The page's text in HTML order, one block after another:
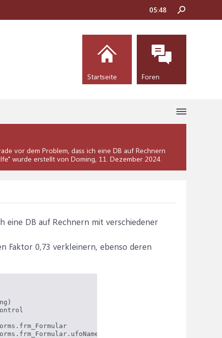
vor dem Problem, dass ich eine DB auf Rechnern
" wurde erstellt von Doming, 11. Dezember 2024.
eine DB auf Rechnern mit verschiedener
Faktor 0,73 verkleinern, ebenso deren
= Forms.frm_Formular.ufoNameImHaFo
05:48
Startseite Foren